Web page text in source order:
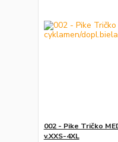
002 - Pike Tričko
v.XXS-4XL